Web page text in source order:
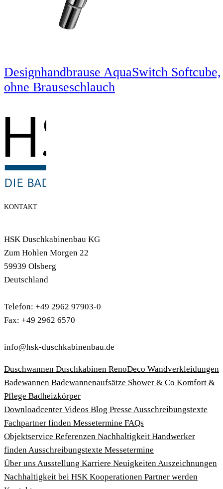
Designhandbrause AquaSwitch Softcube,
ohne Brauseschlauch
KONTAKT
HSK Duschkabinenbau KG
Zum Hohlen Morgen 22
59939 Olsberg
Deutschland
Telefon: +49 2962 97903-0
Fax: +49 2962 6570
info@hsk-duschkabinenbau.de
Duschwannen Duschkabinen RenoDeco Wandverkleidungen
Badewannen Badewannenaufsätze Shower & Co Komfort &
Pflege Badheizkörper
Download­center Videos Blog Presse Ausschreibungstexte
Fachpartner finden Messetermine FAQs
Objektservice Referenzen Nachhaltigkeit Handwerker
finden Ausschreibungstexte Messetermine
Über uns Ausstellung Karriere Neuigkeiten Auszeichnungen
Nachhaltigkeit bei HSK Kooperationen Partner werden